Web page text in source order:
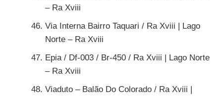
– Ra Xviii
Via Interna Bairro Taquari / Ra Xviii | Lago
Norte – Ra Xviii
Epia / Df-003 / Br-450 / Ra Xviii | Lago Norte
– Ra Xviii
Viaduto – Balão Do Colorado / Ra Xviii |